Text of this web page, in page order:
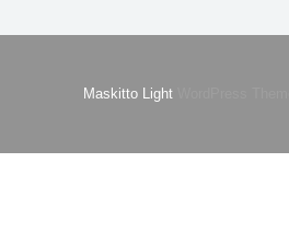
Maskitto Light